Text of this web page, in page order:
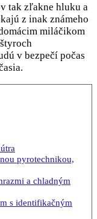
tak zľakne hluku a
z inak známeho
miláčikom
v bezpečí počas
pyrotechnikou,
a chladným
s identifikačným